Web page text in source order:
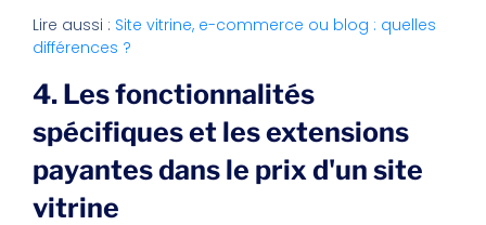
Lire aussi : Site vitrine, e-commerce ou blog : quelles
différences ?
4. Les fonctionnalités
spécifiques et les extensions
payantes dans le prix d'un site
vitrine